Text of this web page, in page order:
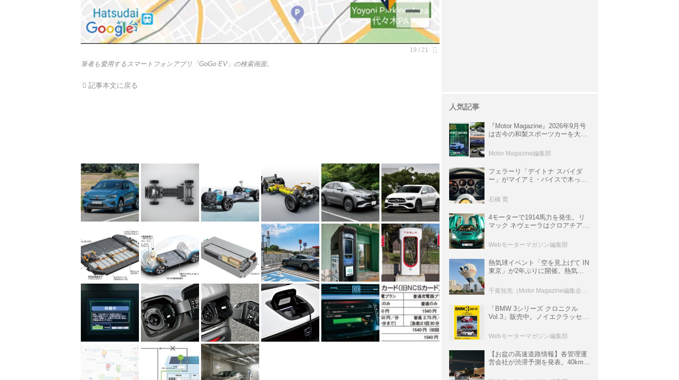
筆者も愛用するスマートフォンアプリ「GoGo EV」の検索画面。
記事本文に戻る
人気記事
『Motor Magazine』2026年9月号
は古今の和製スポーツカーを大特
情報も満載
Motor Magazine編集部
フェラーリ「デイトナ スパイダ
ー」がマイアミ・バイスで木っ端
サ」に化けた理由
石橋 寛
4モーターで1914馬力を発生。リ
マック ネヴェーラはクロアチア発
ロニクル・完全版／115】
Webモーターマガジン編集部
熱気球イベント「空を見上げて IN
東京」が2年ぶりに開催。熱気球
室などのコンテンツも
「BMW 3シリーズ クロニクル
Vol.3」販売中。ノイエクラッセか
ムック
Webモーターマガジン編集部
【お盆の高速道路情報】各管理運
営会社が渋滞予測を発表。40km以
数ある